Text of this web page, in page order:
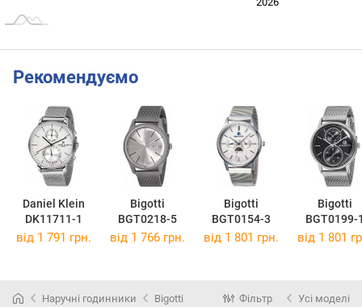
Рекомендуємо
Daniel Klein
DK11711-1
Bigotti
BGT0218-5
Bigotti
BGT0154-3
Bigotti
BGT0199-
від 1 791 грн. від 1 766 грн. від 1 801 грн. від 1 801
Наручні годинники Bigotti Фільтр Усі моделі